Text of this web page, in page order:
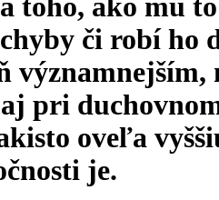
toho, ako mu
či robí ho
pri
oveľa
je.